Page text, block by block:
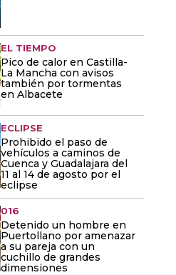
EL TIEMPO
Pico de calor en Castilla-
La Mancha con avisos
también por tormentas
en Albacete
ECLIPSE
Prohibido el paso de
vehículos a caminos de
Cuenca y Guadalajara del
11 al 14 de agosto por el
eclipse
016
Detenido un hombre en
Puertollano por amenazar
a su pareja con un
cuchillo de grandes
dimensiones